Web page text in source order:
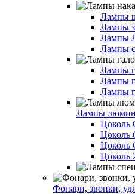
Лампы
Лампы
Лампы
Лампы
Лампы
Лампы
Лампы
Лампы
Цоколь
Цоколь
Цоколь
Цоколь
Фонари, звонки,